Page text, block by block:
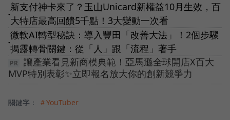
●
新支付神卡來了？玉山Unicard新權益10月生效，百
大特店最高回饋5千點！3大變動一次看
●
微軟AI轉型秘訣：導入豐田「改善大法」！2個步驟
揭露轉骨關鍵：從「人」跟「流程」著手
讓產業看見新商模典範！亞馬遜全球開店X百大
MVP特別表彰✨立即報名放大你的創新競爭力
關鍵字： ＃YouTuber